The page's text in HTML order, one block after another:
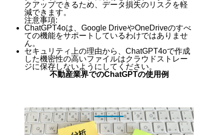
クアップできるため、データ損失のリスクを軽
減できます。
注意事項:
ChatGPT4oは、Google DriveやOneDriveのすべ
ての機能をサポートしているわけではありませ
ん。
セキュリティ上の理由から、ChatGPT4oで作成
した機密性の高いファイルはクラウドストレー
ジに保存しないようにしてください。
不動産業界でのChatGPTの使用例